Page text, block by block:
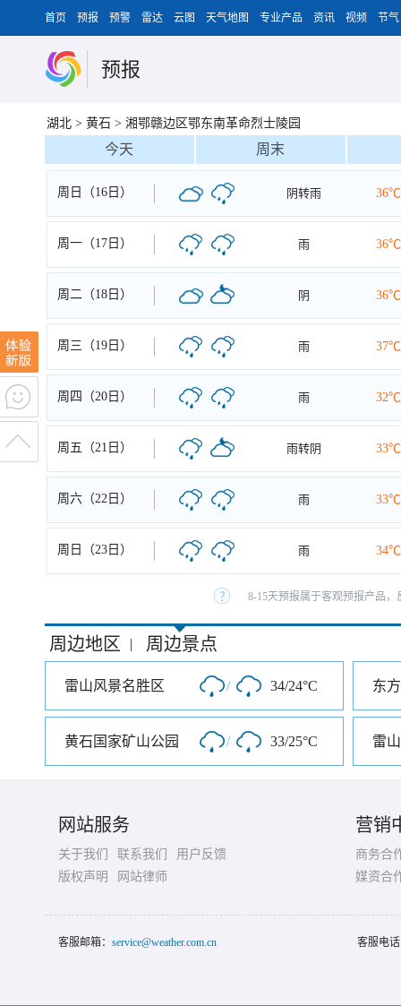
首页 预报 预警 雷达 云图 天气地图 专业产品 资讯 视频 节气
预报
湖北 > 黄石 > 湘鄂赣边区鄂东南革命烈士陵园
今天 周末
周日（16日） 阴转雨 36℃
周一（17日） 雨 36℃
周二（18日） 阴 36℃
周三（19日） 雨 37℃
周四（20日） 雨 32℃
周五（21日） 雨转阴 33℃
周六（22日） 雨 33℃
周日（23日） 雨 34℃
8-15天预报属于客观预报产品
周边地区 | 周边景点
雷山风景名胜区 / 34/24°C 东
黄石国家矿山公园 / 33/25°C 雷
网站服务
关于我们 联系我们
用户反馈
版权声明
网站律师
营销
商务合
媒资合
客服邮箱： service@weather.com.cn 客服电